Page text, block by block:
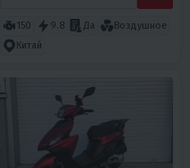
150 9.8 Да
Воздушное
Китай